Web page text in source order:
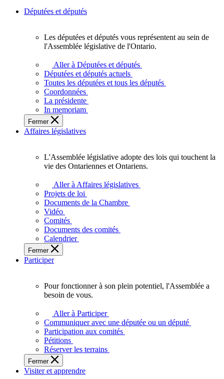
Députées et députés
députés
vous
représentent
sein
de
l'Assemblée
législative
l'Ontario.
Les députées et députés vous représentent au sein de
l'Assemblée législative de l'Ontario.
Aller à Députées et députés
Députées et députés actuels
Toutes les députées et tous les députés
Coordonnées
La présidente
In memoriam
Fermer
Affaires législatives
L'Assemblée
adopte
touchent
des
Ontariennes
et
L'Assemblée législative adopte des lois qui touchent la
vie des Ontariennes et Ontariens.
Aller à Affaires législatives
Projets de loi
Documents de la Chambre
Vidéo
Comités
Documents des comités
Calendrier
Fermer
Participer
plein
potentiel,
l'Assemblée
a
besoin
de
Pour fonctionner à son plein potentiel, l'Assemblée a
besoin de vous.
Aller à Participer
Communiquer avec une députée ou un député
Participation aux comités
Pétitions
Réserver les terrains
Fermer
Visiter et apprendre